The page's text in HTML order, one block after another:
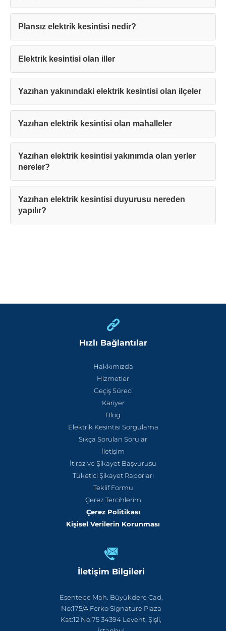
Plansız elektrik kesintisi nedir?
Elektrik kesintisi olan iller
Yazıhan yakınındaki elektrik kesintisi olan ilçeler
Yazıhan elektrik kesintisi olan mahalleler
Yazıhan elektrik kesintisi yakınımda olan yerler
nereler?
Yazıhan elektrik kesintisi duyurusu nereden
yapılır?
Hızlı Bağlantılar
Hakkımızda
Hizmetler
Geçiş Süreci
Kariyer
Blog
Elektrik Kesintisi Sorgulama
Sıkça Sorulan Sorular
İletişim
İtiraz ve Şikayet Başvurusu
Tüketici Şikayet Raporları
Teklif Formu
Çerez Tercihlerim
Çerez Politikası
Kişisel Verilerin Korunması
İletişim Bilgileri
Esentepe Mah. Büyükdere Cad.
No:175/A Ferko Signature Plaza
Kat:12 No:75 34394 Levent, Şişli,
Teşekkürler!
Mesajınız başarıyla ulaştırıldı. En kısa
sürede sizinle iletişime geçilecektir.
Kapat